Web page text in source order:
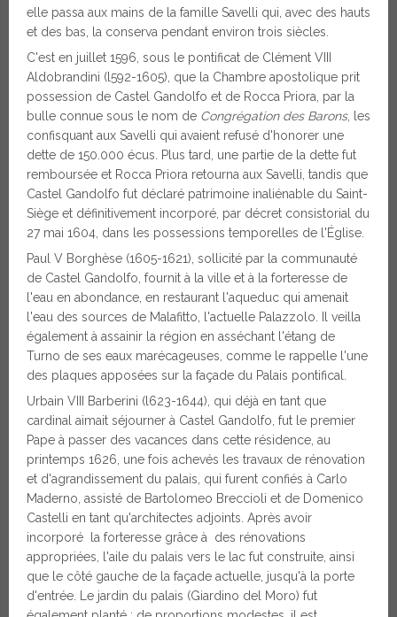
elle passa aux mains de la famille Savelli qui, avec des hauts
et des bas, la conserva pendant environ trois siècles.
C'est en juillet 1596, sous le pontificat de Clément VIII
Aldobrandini (l592-1605), que la Chambre apostolique prit
possession de Castel Gandolfo et de Rocca Priora, par la
bulle connue sous le nom de Congrégation des Barons, les
confisquant aux Savelli qui avaient refusé d'honorer une
dette de 150.000 écus. Plus tard, une partie de la dette fut
remboursée et Rocca Priora retourna aux Savelli, tandis que
Castel Gandolfo fut déclaré patrimoine inaliénable du Saint-
Siège et définitivement incorporé, par décret consistorial du
27 mai 1604, dans les possessions temporelles de l'Église.
Paul V Borghèse (1605-1621), sollicité par la communauté
de Castel Gandolfo, fournit à la ville et à la forteresse de
l'eau en abondance, en restaurant l'aqueduc qui amenait
l'eau des sources de Malafitto, l'actuelle Palazzolo. Il veilla
également à assainir la région en asséchant l'étang de
Turno de ses eaux marécageuses, comme le rappelle l'une
des plaques apposées sur la façade du Palais pontifical.
Urbain VIII Barberini (l623-1644), qui déjà en tant que
cardinal aimait séjourner à Castel Gandolfo, fut le premier
Pape à passer des vacances dans cette résidence, au
printemps 1626, une fois achevés les travaux de rénovation
et d'agrandissement du palais, qui furent confiés à Carlo
Maderno, assisté de Bartolomeo Breccioli et de Domenico
Castelli en tant qu'architectes adjoints. Après avoir
incorporé la forteresse grâce à des rénovations
appropriées, l'aile du palais vers le lac fut construite, ainsi
que le côté gauche de la façade actuelle, jusqu'à la porte
d'entrée. Le jardin du palais (Giardino del Moro) fut